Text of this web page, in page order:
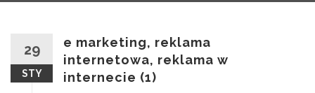
29
STY
e marketing, reklama
internetowa, reklama w
internecie (1)